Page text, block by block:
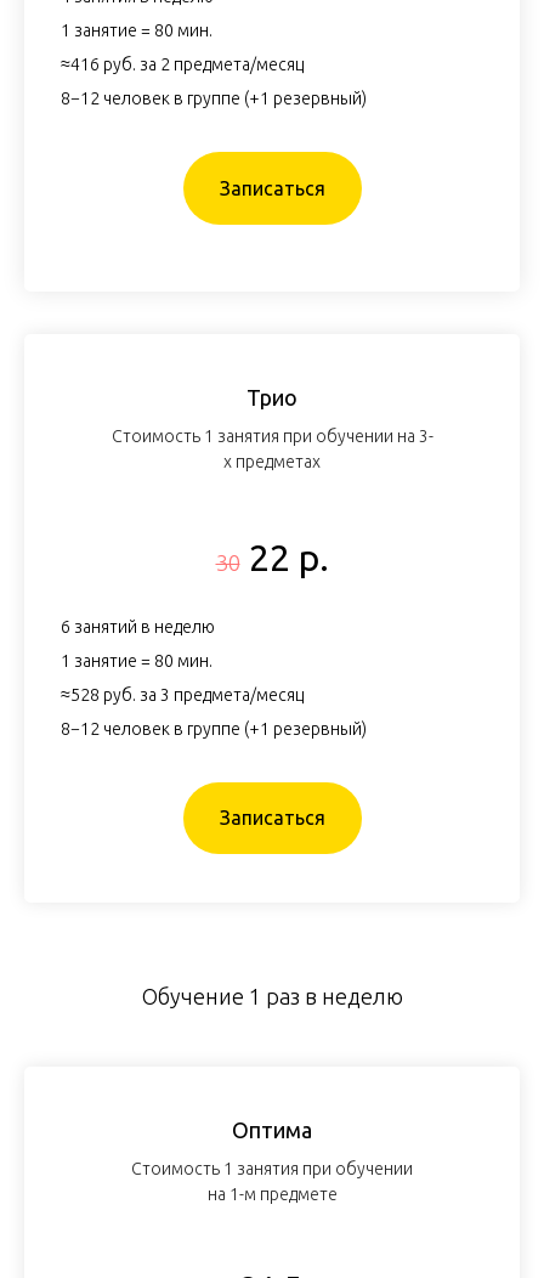
1 занятие = 80 мин.
≈416 руб. за 2 предмета/месяц
8−12 человек в группе (+1 резервный)
Записаться
Трио
Стоимость 1 занятия при обучении на 3-
х предметах
3022 р.
6 занятий в неделю
1 занятие = 80 мин.
≈528 руб. за 3 предмета/месяц
8−12 человек в группе (+1 резервный)
Записаться
Обучение 1 раз в неделю
Оптима
Стоимость 1 занятия при обучении
на 1-м предмете